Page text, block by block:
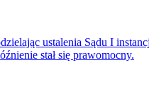
ustalenia Sądu I
stał się prawomocny.